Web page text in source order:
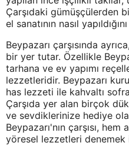
Çarşıdaki gümüşçülerden
el sanatının nasıl
Beypazarı çarşısında
bir yer tutar. Özellikle
tarhana ve ev yapımı
lezzetleridir. Beypazarı
has lezzeti ile kahvaltı
Çarşıda yer alan birçok
ve sevdiklerinize hediye
Beypazarı'nın çarşısı,
yöresel lezzetleri